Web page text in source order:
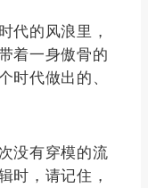
代的风浪里，
着一身傲骨的
时代做出的、
没有穿模的流
时，请记住，